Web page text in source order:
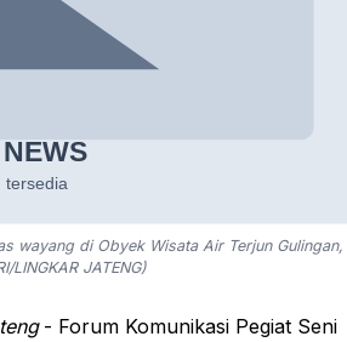
wayang di Obyek Wisata Air Terjun Gulingan,
LINGKAR JATENG)
- Forum Komunikasi Pegiat Seni